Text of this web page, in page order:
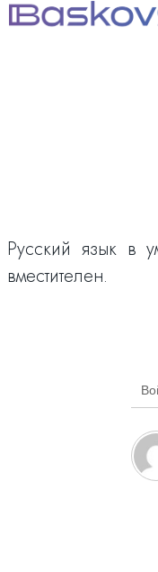
Русский язык в
вместителен.